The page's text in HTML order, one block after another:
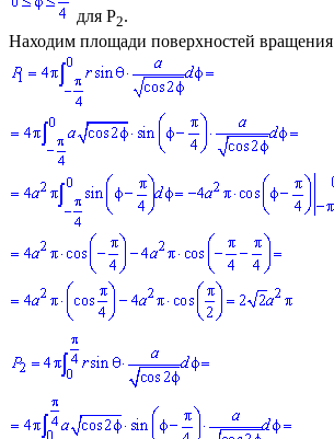
для P2.
Находим площади поверхностей вращения